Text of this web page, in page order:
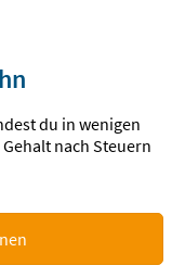
du in wenigen
nach Steuern